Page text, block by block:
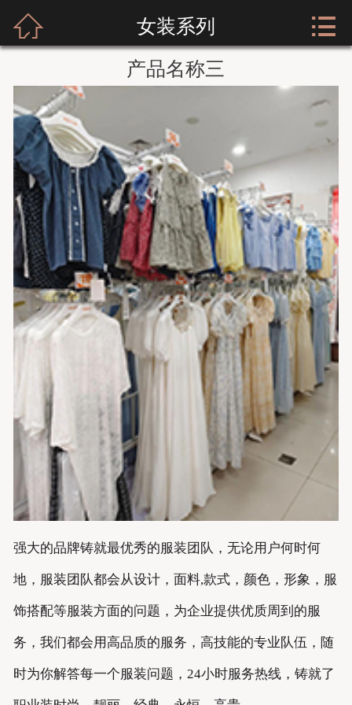
服装展示
实店经营
招商加盟
公司荣誉
客户留言
人才招聘
联系我们
 女装系列 
产品名称三
强大的品牌铸就最优秀的服装团队，无论用户何时何
地，服装团队都会从设计，面料,款式，颜色，形象，服
饰搭配等服装方面的问题，为企业提供优质周到的服
务，我们都会用高品质的服务，高技能的专业队伍，随
时为你解答每一个服装问题，24小时服务热线，铸就了